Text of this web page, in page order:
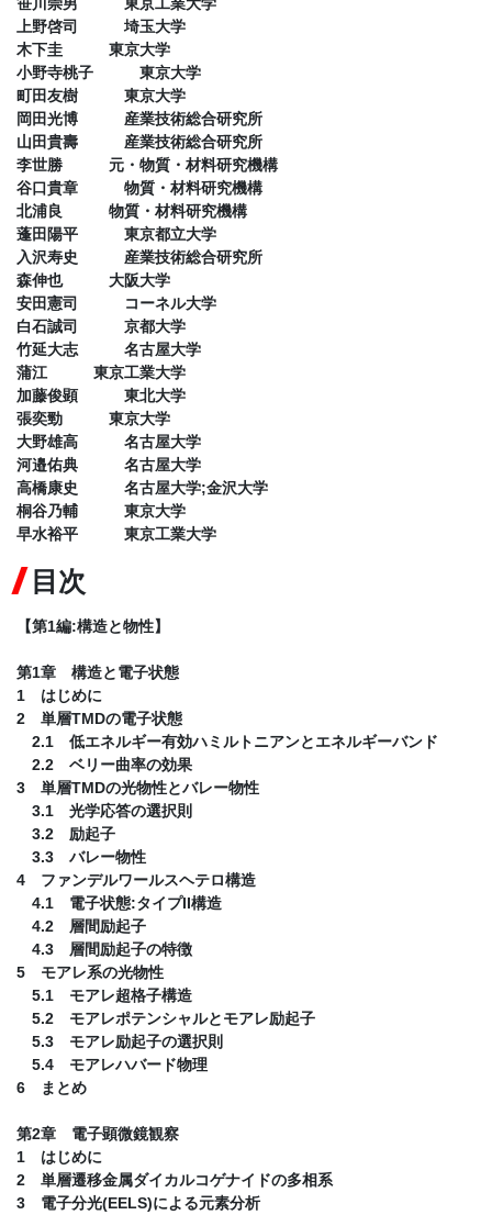
上野啓司 埼玉大学
木下圭 東京大学
小野寺桃子 東京大学
町田友樹 東京大学
岡田光博 産業技術総合研究所
山田貴壽 産業技術総合研究所
李世勝 元・物質・材料研究機構
谷口貴章 物質・材料研究機構
北浦良 物質・材料研究機構
蓬田陽平 東京都立大学
入沢寿史 産業技術総合研究所
森伸也 大阪大学
安田憲司 コーネル大学
白石誠司 京都大学
竹延大志 名古屋大学
蒲江 東京工業大学
加藤俊顕 東北大学
張奕勁 東京大学
大野雄高 名古屋大学
河邉佑典 名古屋大学
高橋康史 名古屋大学;金沢大学
桐谷乃輔 東京大学
早水裕平 東京工業大学
目次
【第1編:構造と物性】
第1章 構造と電子状態
1 はじめに
2 単層TMDの電子状態
2.1 低エネルギー有効ハミルトニアンとエネルギーバンド
2.2 ベリー曲率の効果
3 単層TMDの光物性とバレー物性
3.1 光学応答の選択則
3.2 励起子
3.3 バレー物性
4 ファンデルワールスヘテロ構造
4.1 電子状態:タイプII構造
4.2 層間励起子
4.3 層間励起子の特徴
5 モアレ系の光物性
5.1 モアレ超格子構造
5.2 モアレポテンシャルとモアレ励起子
5.3 モアレ励起子の選択則
5.4 モアレハバード物理
6 まとめ
第2章 電子顕微鏡観察
1 はじめに
2 単層遷移金属ダイカルコゲナイドの多相系
3 電子分光(EELS)による元素分析